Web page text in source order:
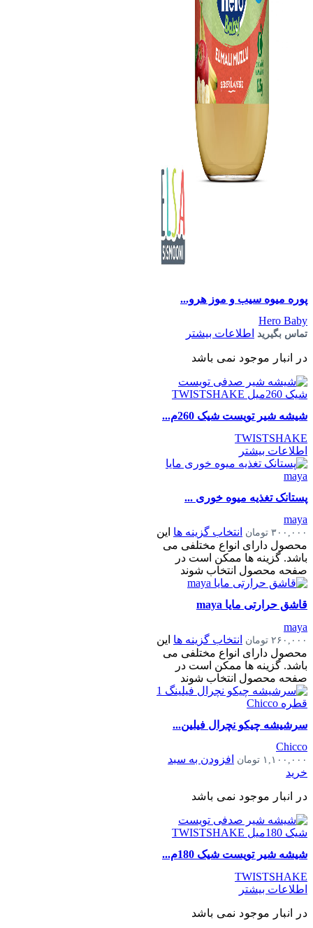
پوره میوه سیب و موز هرو...
Hero Baby
تماس بگیرید اطلاعات بیشتر
در انبار موجود نمی باشد
شیشه شیر تویست شیک 260م...
TWISTSHAKE
اطلاعات بیشتر
پستانک تغذیه میوه خوری ...
maya
۳۰۰,۰۰۰ تومان انتخاب گزینه ها این
محصول دارای انواع مختلفی می
باشد. گزینه ها ممکن است در
صفحه محصول انتخاب شوند
قاشق حرارتی مایا maya
maya
۲۶۰,۰۰۰ تومان انتخاب گزینه ها این
محصول دارای انواع مختلفی می
باشد. گزینه ها ممکن است در
صفحه محصول انتخاب شوند
سرشیشه چیکو نچرال فیلین...
Chicco
۱,۱۰۰,۰۰۰ تومان
افزودن به سبد
خرید
در انبار موجود نمی باشد
شیشه شیر تویست شیک 180م...
TWISTSHAKE
اطلاعات بیشتر
در انبار موجود نمی باشد